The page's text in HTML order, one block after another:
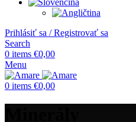
Prihlásiť sa / Registrovať sa
Search
0 items €0,00
Menu
0 items €0,00